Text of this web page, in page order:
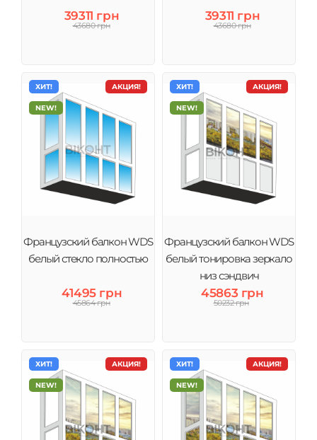
39311 грн
43680 грн
39311 грн
43680 грн
АКЦИЯ!
ХИТ!
NEW!
Французский балкон WDS
белый стекло полностью
41495 грн
45864 грн
АКЦИЯ!
ХИТ!
NEW!
Французский балкон WDS
белый тонировка зеркало
низ сэндвич
45863 грн
50232 грн
АКЦИЯ!
ХИТ!
NEW!
АКЦИЯ!
ХИТ!
NEW!